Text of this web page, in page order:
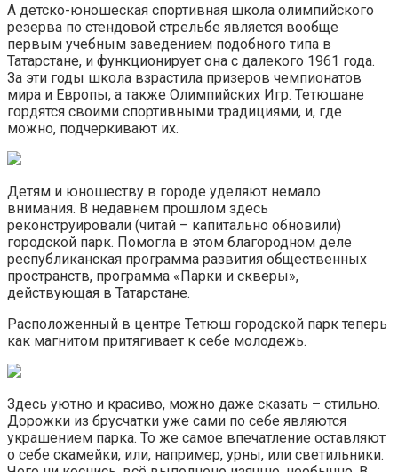
А детско-юношеская спортивная школа олимпийского
резерва по стендовой стрельбе является вообще
первым учебным заведением подобного типа в
Татарстане, и функционирует она с далекого 1961 года.
За эти годы школа взрастила призеров чемпионатов
мира и Европы, а также Олимпийских Игр. Тетюшане
гордятся своими спортивными традициями, и, где
можно, подчеркивают их.
Детям и юношеству в городе уделяют немало
внимания. В недавнем прошлом здесь
реконструировали (читай – капитально обновили)
городской парк. Помогла в этом благородном деле
республиканская программа развития общественных
пространств, программа «Парки и скверы»,
действующая в Татарстане.
Расположенный в центре Тетюш городской парк теперь
как магнитом притягивает к себе молодежь.
Здесь уютно и красиво, можно даже сказать – стильно.
Дорожки из брусчатки уже сами по себе являются
украшением парка. То же самое впечатление оставляют
о себе скамейки, или, например, урны, или светильники.